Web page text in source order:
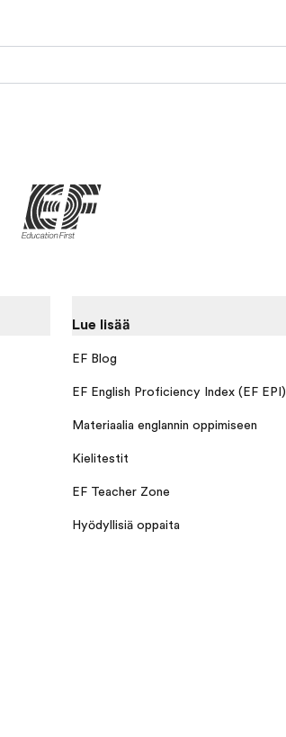
Lue lisää
EF Blog
EF English Proficiency Index (EF EPI)
Materiaalia englannin oppimiseen
Kielitestit
EF Teacher Zone
Hyödyllisiä oppaita